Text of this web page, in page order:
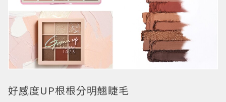
好感度UP根根分明翹睫毛